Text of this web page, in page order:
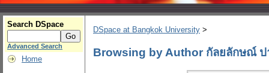
Search DSpace
Advanced Search
Home
DSpace at Bangkok University >
Browsing by Author กัลยลักษณ์ ป